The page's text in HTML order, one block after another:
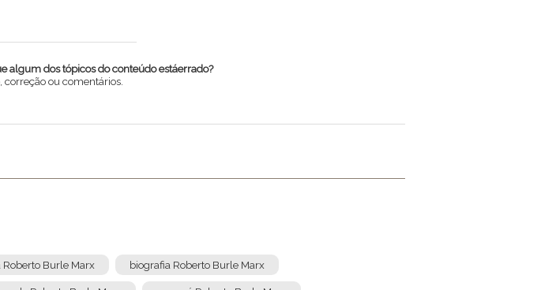
algum dos tópicos do conteúdo estáerrado?
correção ou comentários.
Burle Marx biografia Roberto Burle Marx